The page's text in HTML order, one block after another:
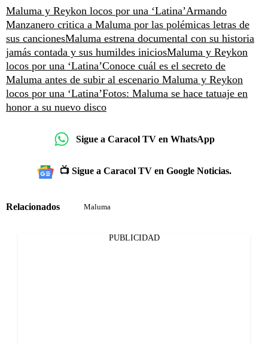
Maluma y Reykon locos por una ‘Latina’Armando
Manzanero critica a Maluma por las polémicas letras de
sus cancionesMaluma estrena documental con su historia
jamás contada y sus humildes iniciosMaluma y Reykon
locos por una ‘Latina’Conoce cuál es el secreto de
Maluma antes de subir al escenario Maluma y Reykon
locos por una ‘Latina’Fotos: Maluma se hace tatuaje en
honor a su nuevo disco
Sigue a Caracol TV en WhatsApp
📺 Sigue a Caracol TV en Google Noticias.
Relacionados Maluma
PUBLICIDAD